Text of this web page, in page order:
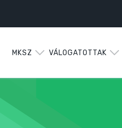
MKSZ VÁLOGATOTTAK